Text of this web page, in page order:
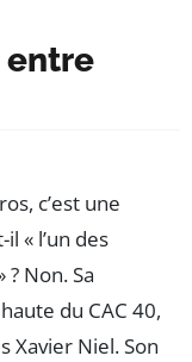
entre
c’est une
« l’un des
Non. Sa
du CAC 40,
Xavier Niel. Son